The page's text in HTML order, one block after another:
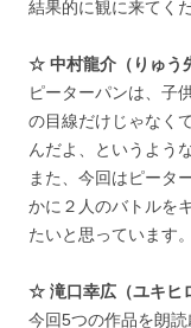
結果的に観に来てく
☆ 中村龍介（りゅう
ピーターパンは、子
の目線だけじゃなく
んだよ、というよう
また、今回はピータ
かに２人のバトルを
たいと思っています。
☆ 滝口幸広（ユキヒ
今回5つの作品を朗